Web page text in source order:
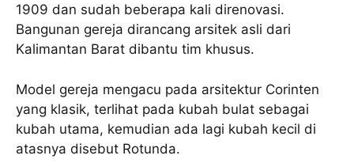
1909 dan sudah beberapa kali direnovasi.
Bangunan gereja dirancang arsitek asli dari
Kalimantan Barat dibantu tim khusus.
Model gereja mengacu pada arsitektur Corinten
yang klasik, terlihat pada kubah bulat sebagai
kubah utama, kemudian ada lagi kubah kecil di
atasnya disebut Rotunda.